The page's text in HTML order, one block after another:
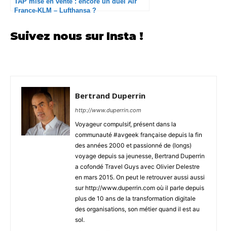
France-KLM – Lufthansa ?
Suivez nous sur Insta !
Bertrand Duperrin
http://www.duperrin.com
Voyageur compulsif, présent dans la
communauté #avgeek française depuis la fin
des années 2000 et passionné de (longs)
voyage depuis sa jeunesse, Bertrand Duperrin
a cofondé Travel Guys avec Olivier Delestre
en mars 2015. On peut le retrouver aussi aussi
sur http://www.duperrin.com où il parle depuis
plus de 10 ans de la transformation digitale
des organisations, son métier quand il est au
sol.